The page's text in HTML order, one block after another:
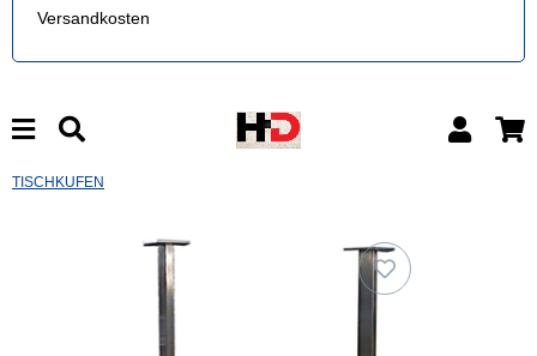
Versandkosten
TISCHKUFEN